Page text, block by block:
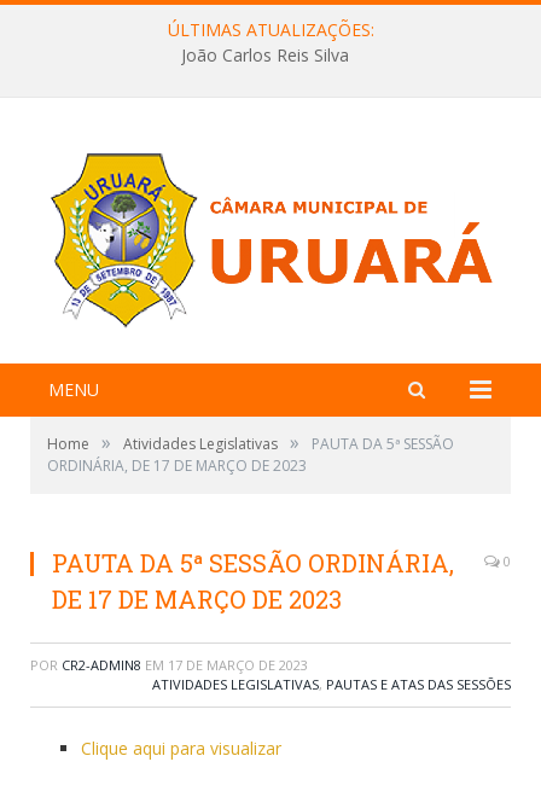
ÚLTIMAS ATUALIZAÇÕES:
João Carlos Reis Silva
MENU
Home » Atividades Legislativas »
PAUTA DA 5ª SESSÃO
ORDINÁRIA, DE 17 DE MARÇO DE 2023
PAUTA DA 5ª SESSÃO ORDINÁRIA,
DE 17 DE MARÇO DE 2023
0
POR CR2-ADMIN8 EM 17 DE MARÇO DE 2023
ATIVIDADES LEGISLATIVAS, PAUTAS E ATAS DAS SESSÕES
Clique aqui para visualizar